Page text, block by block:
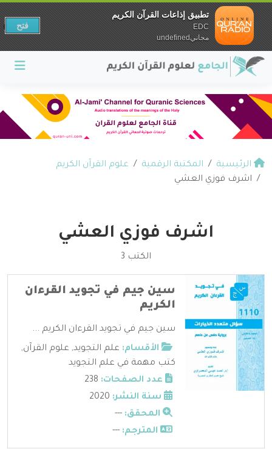
الرئيسية المكتبة الرقمية
علوم القرآن الكريم
اشرف فوزي العشي
اشرف فوزي العشي
الكتب 3
سين جيم في تجويد القرءان
الكريم
سين جيم في تجويد القرءان الكريم ...
الأقسام: علم التجويد, علوم القرآن,
كتب مهمة في علم التجويد
عدد الصفحات:
سنة النشر:
المحقق: ---
المترجم: ---
تطبيق إذاعات القرآن الكريم
EDC
مجانيundefined
فتح